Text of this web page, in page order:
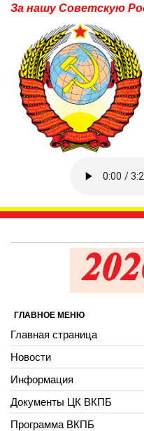
За нашу Советскую
ГЛАВНОЕ МЕНЮ
Главная страница
Новости
Информация
Документы ЦК ВКПБ
Программа ВКПБ